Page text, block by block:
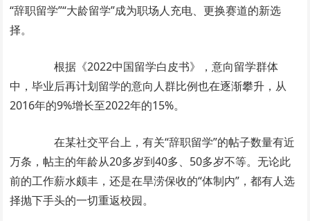
“辞职留学”“大龄留学”成为职场人充电、更换赛道的新选
择。
根据《2022中国留学白皮书》，意向留学群体
中，毕业后再计划留学的意向人群比例也在逐渐攀升，从
2016年的9%增长至2022年的15%。
在某社交平台上，有关“辞职留学”的帖子数量有近
万条，帖主的年龄从20多岁到40多、50多岁不等。无论此
前的工作薪水颇丰，还是在旱涝保收的“体制内”，都有人选
择抛下手头的一切重返校园。